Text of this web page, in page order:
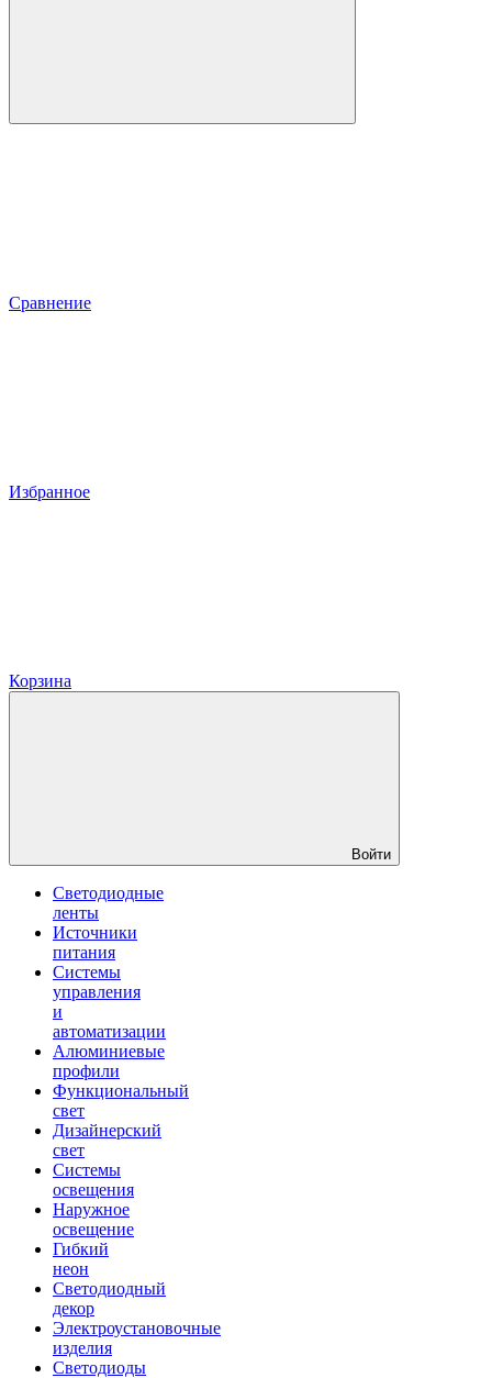
Сравнение
Избранное
Корзина
Войти
Светодиодные
ленты
Источники
питания
Системы
управления
и
автоматизации
Алюминиевые
профили
Функциональный
свет
Дизайнерский
свет
Системы
освещения
Наружное
освещение
Гибкий
неон
Светодиодный
декор
Электроустановочные
изделия
Светодиоды